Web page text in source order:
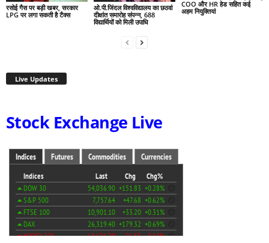
रसोई गैस पर बड़ी खबर, सरकार
LPG पर लगा सकती है टैक्स
ओ.पी.जिंदल विश्वविद्यालय का छठवां
दीक्षांत समारोह संपन्न, 688
विद्यार्थियों को मिली उपाधि
COO और HR हेड सहित कई
अहम नियुक्तियां
Live Updates
Stock Exchange Live